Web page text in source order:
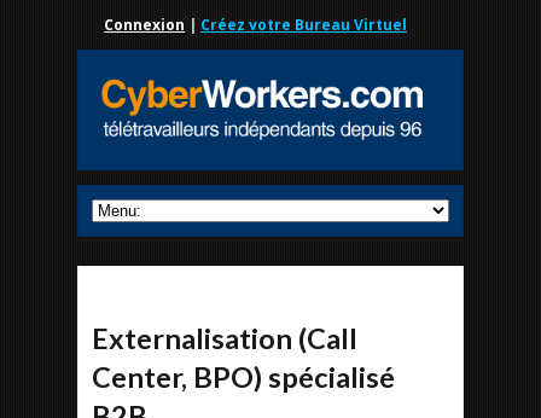
Connexion | Créez votre Bureau Virtuel
Externalisation (Call
Center, BPO) spécialisé